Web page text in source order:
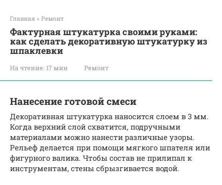
Главная » Ремонт
Фактурная штукатурка своими руками:
как сделать декоративную штукатурку из
шпаклевки
На чтение: 17 мин Ремонт
Нанесение готовой смеси
Декоративная штукатурка наносится слоем в 3 мм.
Когда верхний слой схватится, подручными
материалами можно нанести различные узоры.
Рельеф делается при помощи мягкого шпателя или
фигурного валика. Чтобы состав не прилипал к
инструментам, стены сбрызгивается водой.